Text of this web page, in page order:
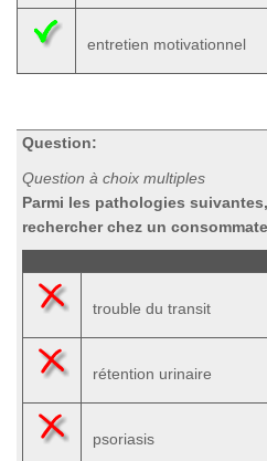
entretien motivationnel
Question:
Question à choix multiples
Parmi les pathologies
rechercher chez un
trouble du transit
rétention urinaire
psoriasis